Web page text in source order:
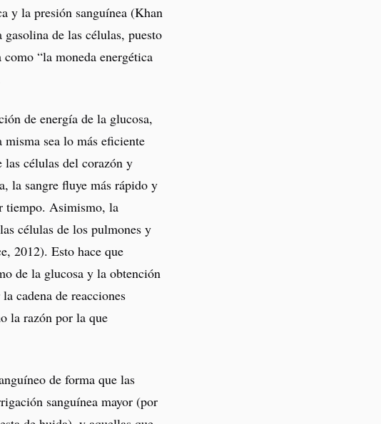
y la presión sanguínea (Khan
de las células, puesto
“la moneda energética
de energía de la glucosa,
sea lo más eficiente
las células del corazón y
la sangre fluye más rápido y
tiempo. Asimismo, la
células de los pulmones y
2012). Esto hace que
de la glucosa y la obtención
cadena de reacciones
la razón por la que
de forma que las
sanguínea mayor (por